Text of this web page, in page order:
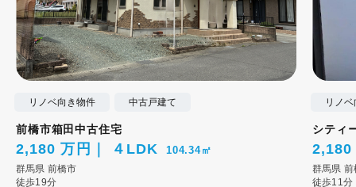
リノベ向き物件 中古戸建て
前橋市箱田中古住宅
2,180 万円 ４LDK 104.34㎡
群馬県 前橋市
徒歩19分
リノ
シティ
2,180
群馬県 前
徒歩11分